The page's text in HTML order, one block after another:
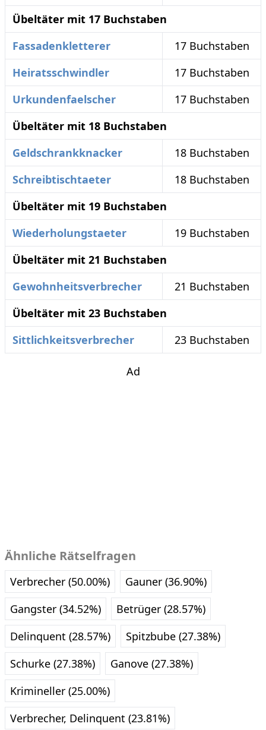
Übeltäter mit 17 Buchstaben
Fassadenkletterer
17 Buchstaben
Heiratsschwindler
17 Buchstaben
Urkundenfaelscher
17 Buchstaben
Übeltäter mit 18 Buchstaben
Geldschrankknacker
18 Buchstaben
Schreibtischtaeter
18 Buchstaben
Übeltäter mit 19 Buchstaben
Wiederholungstaeter
19 Buchstaben
Übeltäter mit 21 Buchstaben
Gewohnheitsverbrecher
21 Buchstaben
Übeltäter mit 23 Buchstaben
Sittlichkeitsverbrecher
23 Buchstaben
Ad
Ähnliche Rätselfragen
Verbrecher (50.00%)
Gauner (36.90%)
Gangster (34.52%)
Betrüger (28.57%)
Delinquent (28.57%)
Spitzbube (27.38%)
Schurke (27.38%)
Ganove (27.38%)
Krimineller (25.00%)
Verbrecher, Delinquent (23.81%)